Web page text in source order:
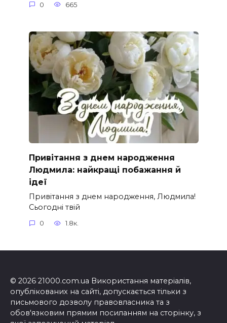
0 665
Привітання з днем народження
Людмила: найкращі побажання й
ідеї
Привітання з днем народження, Людмила!
Сьогодні твій
0 1.8к.
© 2026 21000.com.ua Використання матеріалів,
опублікованих на сайті, допускається тільки з
письмового дозволу правовласника та з
обов'язковим прямим посиланням на сторінку, з